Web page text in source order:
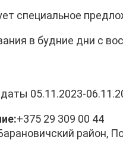
специальное
в будние дни с
05.11.2023-
+375 29 309 00 44
район,